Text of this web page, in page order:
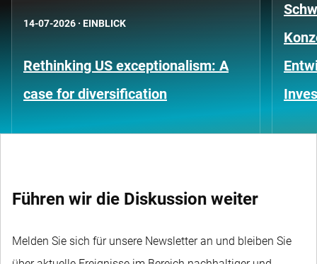
14-07-2026 · EINBLICK
Rethinking US exceptionalism: A
case for diversification
Führen wir die Diskussion weiter
Melden Sie sich für unsere Newsletter an und bleiben Sie